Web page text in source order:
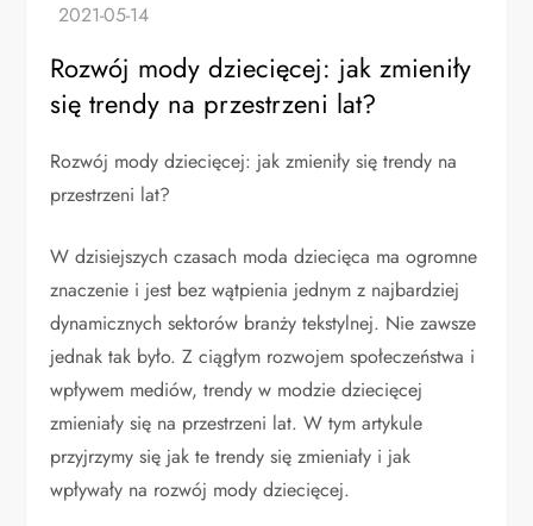
Rozwój mody dziecięcej: jak zmieniły
się trendy na przestrzeni lat?
Rozwój mody dziecięcej: jak zmieniły się trendy na
przestrzeni lat?
W dzisiejszych czasach moda dziecięca ma ogromne
znaczenie i jest bez wątpienia jednym z najbardziej
dynamicznych sektorów branży tekstylnej. Nie zawsze
jednak tak było. Z ciągłym rozwojem społeczeństwa i
wpływem mediów, trendy w modzie dziecięcej
zmieniały się na przestrzeni lat. W tym artykule
przyjrzymy się jak te trendy się zmieniały i jak
wpływały na rozwój mody dziecięcej.